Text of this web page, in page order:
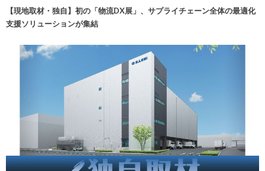
【現地取材・独自】初の「物流DX展」、サプライチェーン全体の最適化
支援ソリューションが集結